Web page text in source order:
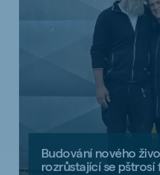
Budování nového
rozrůstající se pštrosí